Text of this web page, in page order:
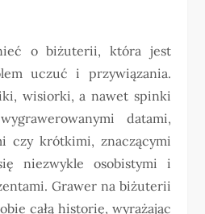
o biżuterii, która jest
uczuć i przywiązania.
wisiorki, a nawet spinki
datami,
czy krótkimi, znaczącymi
niezwykle osobistymi i
Grawer na biżuterii
całą historię, wyrażając